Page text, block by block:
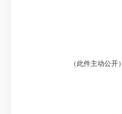
（此件主动公开）